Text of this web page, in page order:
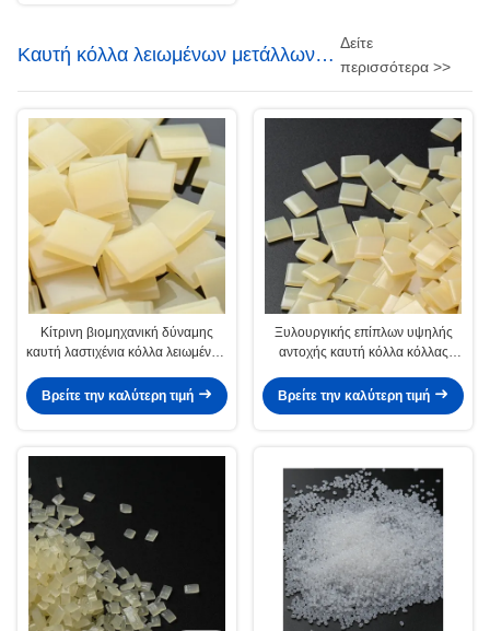
Καυτή κόλλα λειωμένων μετάλλων
της EVA
Δείτε
περισσότερα >>
Κίτρινη βιομηχανική δύναμης
καυτή λαστιχένια κόλλα λειωμένων
καυτή
Βρείτε την καλύτερη τιμή
Ξυλουργικής επίπλων υψηλής
αντοχής καυτή κόλλα κόλλας
καυτή για τη σύνδεση ακρών
Βρείτε την καλύτερη τιμή